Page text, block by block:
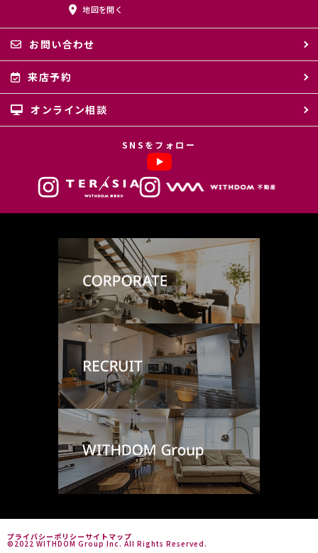
地図を開く
お問い合わせ
来店予約
オンライン相談
SNSをフォロー
プライバシーポリシー サイトマップ
©2022 WITHDOM Group Inc. All Rights Reserved.